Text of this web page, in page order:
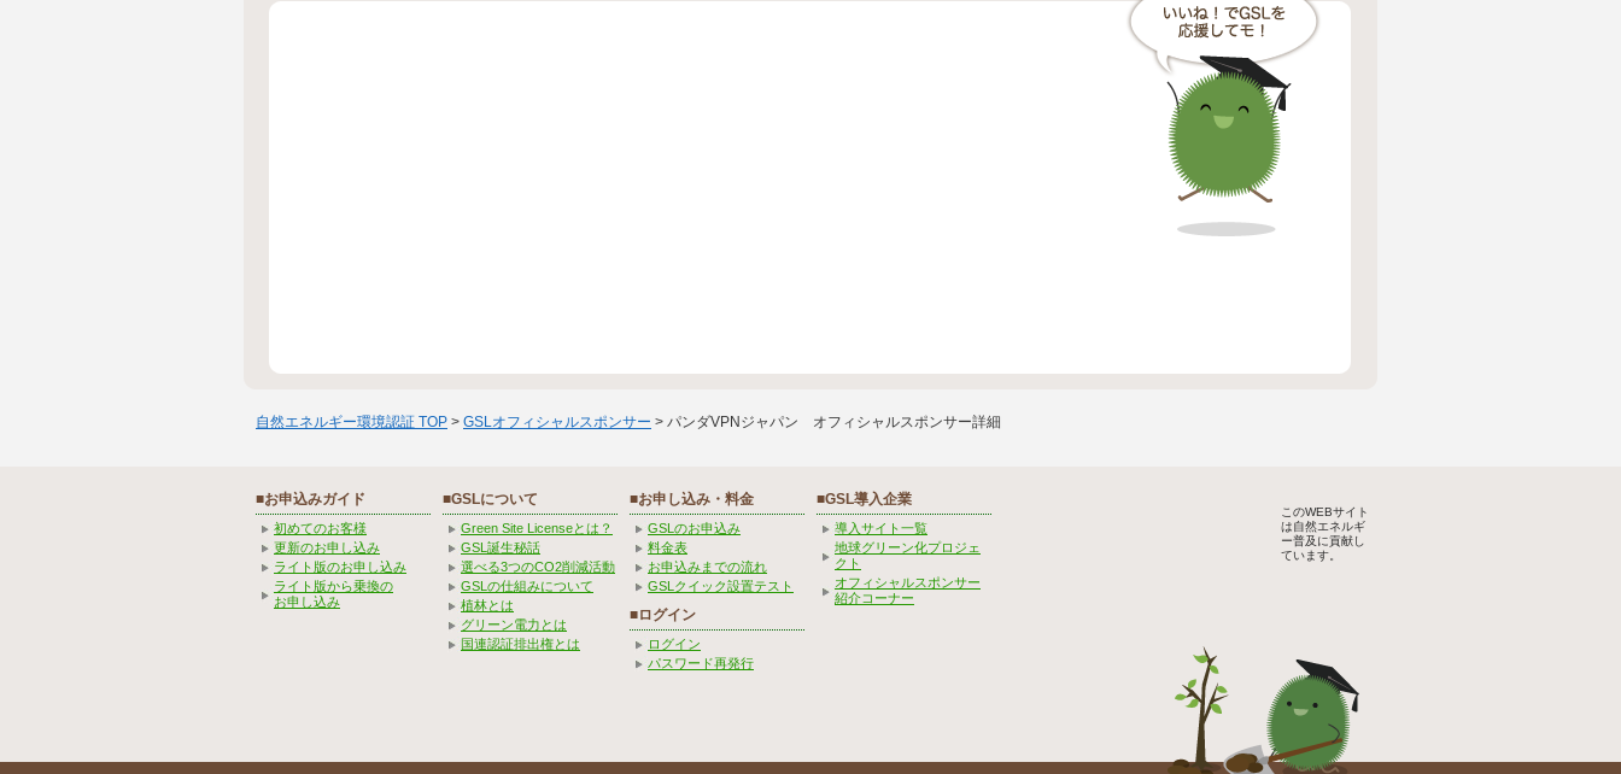
自然エネルギー環境認証 TOP > GSLオフィシャルスポンサー > パンダVPNジャパン オフィシャルスポンサー詳細
■お申込みガイド
初めてのお客様
更新のお申し込み
ライト版のお申し込み
ライト版から乗換の
お申し込み
■GSLについて
Green Site Licenseとは？
GSL誕生秘話
選べる3つのCO2削減活動
GSLの仕組みについて
植林とは
グリーン電力とは
国連認証排出権とは
■お申し込み・料金
GSLのお申込み
料金表
お申込みまでの流れ
GSLクイック設置テスト
■ログイン
ログイン
パスワード再発行
■GSL導入企業
導入サイト一覧
地球グリーン化プロジェ
クト
オフィシャルスポンサー
紹介コーナー
このWEBサイト
は自然エネルギ
ー普及に貢献し
ています。